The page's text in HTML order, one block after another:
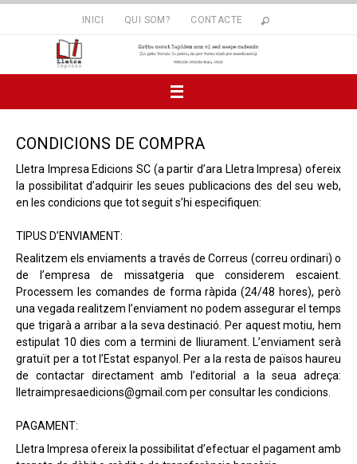
INICI QUI SOM? CONTACTE
CONDICIONS DE COMPRA
Lletra Impresa Edicions SC (a partir d’ara Lletra Impresa) ofereix
la possibilitat d’adquirir les seues publicacions des del seu web,
en les condicions que tot seguit s’hi especifiquen:
TIPUS D’ENVIAMENT:
Realitzem els enviaments a través de Correus (correu ordinari) o
de l’empresa de missatgeria que considerem escaient.
Processem les comandes de forma ràpida (24/48 hores), però
una vegada realitzem l’enviament no podem assegurar el temps
que trigarà a arribar a la seva destinació. Per aquest motiu, hem
estipulat 10 dies com a termini de lliurament. L’enviament serà
gratuït per a tot l’Estat espanyol. Per a la resta de països haureu
de contactar directament amb l’editorial a la seua adreça:
lletraimpresaedicions@gmail.com per consultar les condicions.
PAGAMENT:
Lletra Impresa ofereix la possibilitat d’efectuar el pagament amb